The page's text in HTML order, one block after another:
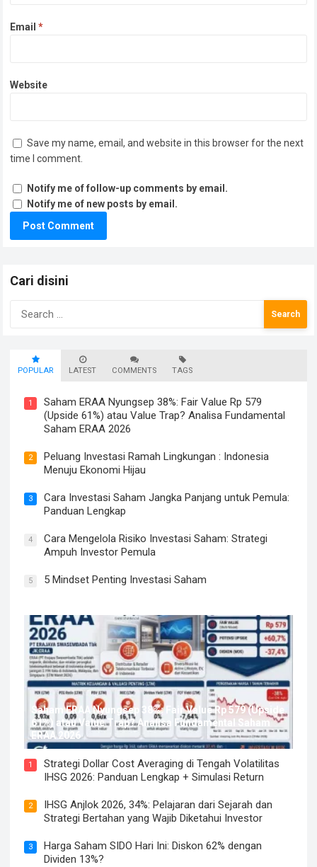
Email*
Website
Save my name, email, and website in this browser for the next
time I comment.
Notify me of follow-up comments by email.
Notify me of new posts by email.
Cari disini
for:
POPULAR LATEST COMMENTS TAGS
1
Saham ERAA Nyungsep 38%: Fair Value Rp 579
(Upside 61%) atau Value Trap? Analisa Fundamental
Saham ERAA 2026
2
Peluang Investasi Ramah Lingkungan : Indonesia
Menuju Ekonomi Hijau
3
Cara Investasi Saham Jangka Panjang untuk Pemula:
Panduan Lengkap
4
Cara Mengelola Risiko Investasi Saham: Strategi
Ampuh Investor Pemula
5 5 Mindset Penting Investasi Saham
Saham ERAA Nyungsep 38%: Fair Value Rp 579 (Upside
61%) atau Value Trap? Analisa Fundamental Saham
ERAA 2026
1
Strategi Dollar Cost Averaging di Tengah Volatilitas
IHSG 2026: Panduan Lengkap + Simulasi Return
2
IHSG Anjlok 2026, 34%: Pelajaran dari Sejarah dan
Strategi Bertahan yang Wajib Diketahui Investor
3
Harga Saham SIDO Hari Ini: Diskon 62% dengan
Dividen 13%?